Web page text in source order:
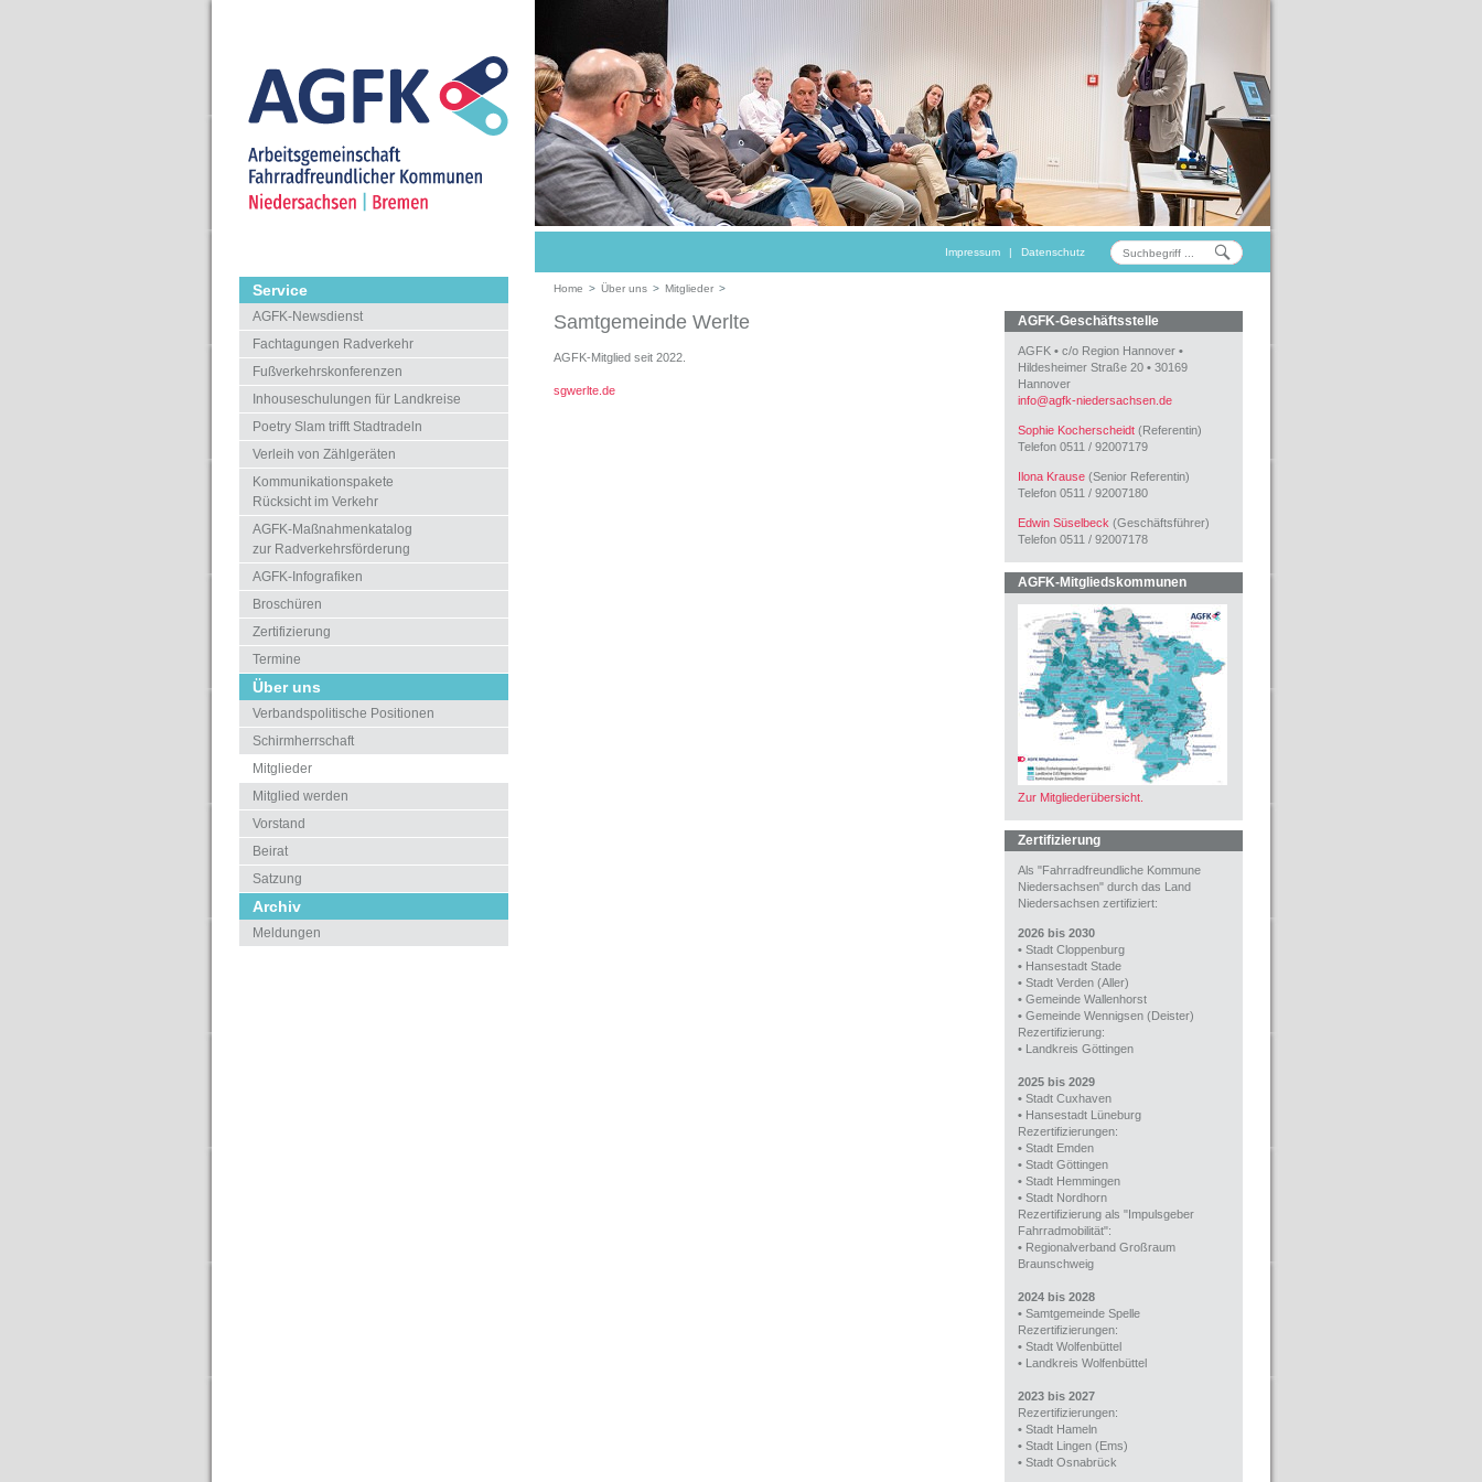
Impressum | Datenschutz
Service
AGFK-Newsdienst
Fachtagungen Radverkehr
Fußverkehrskonferenzen
Inhouseschulungen für Landkreise
Poetry Slam trifft Stadtradeln
Verleih von Zählgeräten
Kommunikationspakete
Rücksicht im Verkehr
AGFK-Maßnahmenkatalog
zur Radverkehrsförderung
AGFK-Infografiken
Broschüren
Zertifizierung
Termine
Über uns
Verbandspolitische Positionen
Schirmherrschaft
Mitglieder
Mitglied werden
Vorstand
Beirat
Satzung
Archiv
Meldungen
Home > Über uns > Mitglieder >
Samtgemeinde Werlte
AGFK-Mitglied seit 2022.
sgwerlte.de
AGFK-Geschäftsstelle
AGFK • c/o Region Hannover•
Hildesheimer Straße 20• 30169
Hannover
info@agfk-niedersachsen.de
Sophie Kocherscheidt(Referentin)
Telefon 0511 / 92007179
Ilona Krause(Senior Referentin)
Telefon 0511 / 92007180
Edwin Süselbeck (Geschäftsführer)
Telefon 0511 / 92007178
AGFK-Mitgliedskommunen
Zur Mitgliederübersicht.
Zertifizierung
Als "Fahrradfreundliche Kommune
Niedersachsen" durch das Land
Niedersachsen zertifiziert:
2026 bis 2030
• Stadt Cloppenburg
• Hansestadt Stade
• Stadt Verden (Aller)
• Gemeinde Wallenhorst
• Gemeinde Wennigsen (Deister)
Rezertifizierung:
• Landkreis Göttingen
2025 bis 2029
• Stadt Cuxhaven
• Hansestadt Lüneburg
Rezertifizierungen:
• Stadt Emden
• Stadt Göttingen
• Stadt Hemmingen
• Stadt Nordhorn
Rezertifizierung als "Impulsgeber
Fahrradmobilität":
• Regionalverband Großraum
Braunschweig
2024 bis 2028
• Samtgemeinde Spelle
Rezertifizierungen:
• Stadt Wolfenbüttel
• Landkreis Wolfenbüttel
2023 bis 2027
Rezertifizierungen:
•Stadt Hameln
•Stadt Lingen (Ems)
•Stadt Osnabrück